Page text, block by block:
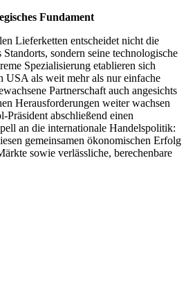
Fundament
Lieferketten entscheidet nicht die
sondern seine technologische
Spezialisierung etablieren sich
USA als weit mehr als nur einfache
Partnerschaft auch angesichts
Herausforderungen weiter wachsen
abschließend einen
an die internationale Handelspolitik:
gemeinsamen ökonomischen Erfolg
sowie verlässliche, berechenbare